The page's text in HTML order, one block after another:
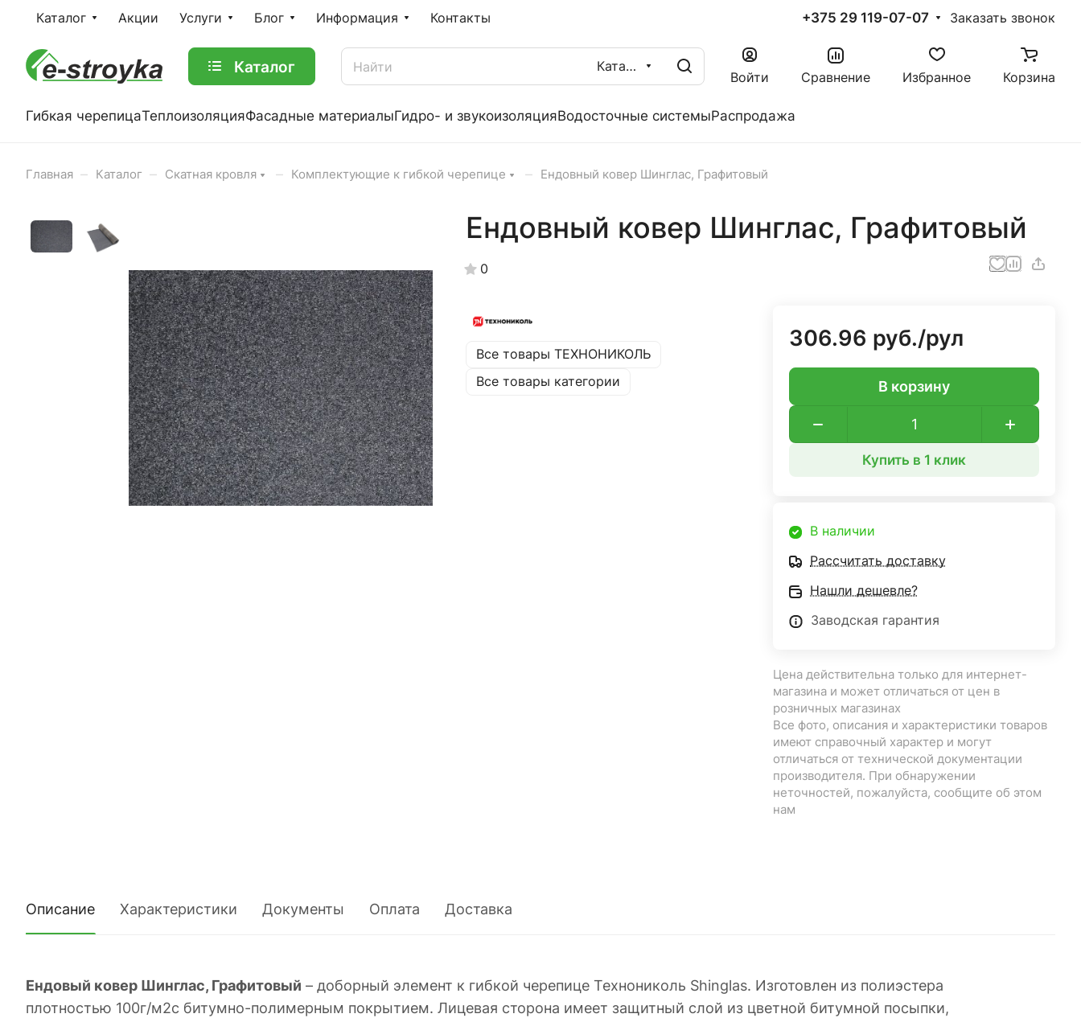
Каталог Акции Услуги Блог Информация Контакты +375 29 119-07-07 Заказать звонок
Каталог Каталог
Войти Сравнение Избранное Корзина
Гибкая черепицаТеплоизоляцияФасадные материалыГидро- и звукоизоляцияВодосточные системыРаспродажа
Главная – Каталог – Скатная кровля – Комплектующие к гибкой черепице – Ендовный ковер Шинглас, Графитовый
Ендовный ковер Шинглас, Графитовый
0
Все товары ТЕХНОНИКОЛЬ
Все товары категории
306.96 руб./рул
В корзину
Купить в 1 клик
В наличии
Рассчитать доставку
Нашли дешевле?
Заводская гарантия
Цена действительна только для интернет-
магазина и может отличаться от цен в
розничных магазинах
Все фото, описания и характеристики товаров
имеют справочный характер и могут
отличаться от технической документации
производителя. При обнаружении
неточностей, пожалуйста, сообщите об этом
нам
Описание Характеристики Документы Оплата Доставка
Ендовый ковер Шинглас, Графитовый – доборный элемент к гибкой черепице Технониколь Shinglas. Изготовлен из полиэстера
плотностью 100г/м2с битумно-полимерным покрытием. Лицевая сторона имеет защитный слой из цветной битумной посыпки,